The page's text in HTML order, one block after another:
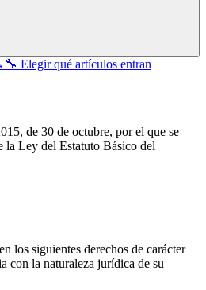
🔧 Elegir qué artículos entran
de 30 de octubre, por el que se
la Ley del Estatuto Básico del
los siguientes derechos de carácter
con la naturaleza jurídica de su